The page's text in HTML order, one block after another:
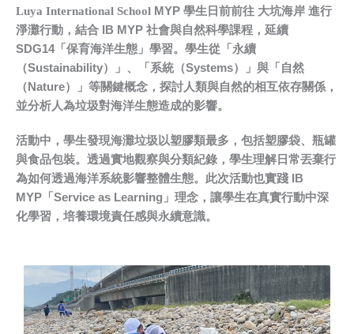
Luya International School MYP 學生日前前往 大坑海岸 進行
淨灘行動，結合 IB MYP 社會與自然科學課程，延續
SDG14「保育海洋生態」學習。學生從「永續
（Sustainability）」、「系統（Systems）」與「自然
（ Nature）」等關鍵概念，探討人類與自然的相互依存關係，
並分析人為垃圾對海洋生態造成的影響。
活動中，學生發現海灘垃圾以塑膠類最多，包括塑膠袋、瓶罐
與食品包裝。透過實地觀察與分類紀錄，學生理解日常丟棄行
為如何透過海洋系統影響整體生態。此次活動也實踐 IB
MYP 「 Service as Learning 」理念，讓學生在真實行動中深
化學習，培養環境責任感與永續意識。